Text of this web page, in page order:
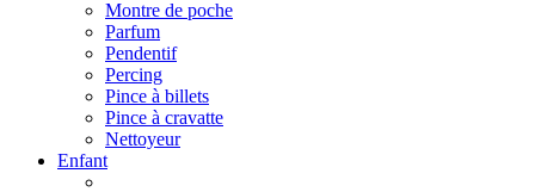
Montre de poche
Parfum
Pendentif
Percing
Pince à billets
Pince à cravatte
Nettoyeur
Enfant